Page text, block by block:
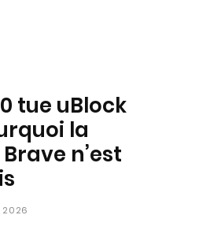
tue uBlock
la
n’est
2026